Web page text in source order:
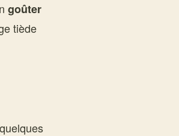
goûter
tiède